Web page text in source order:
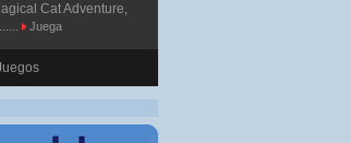
Cat Adventure,
Juega